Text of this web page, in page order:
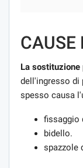
CAUSE
La sostituzione
dell'ingresso di
spesso causa
fissaggio
bidello.
spazzole